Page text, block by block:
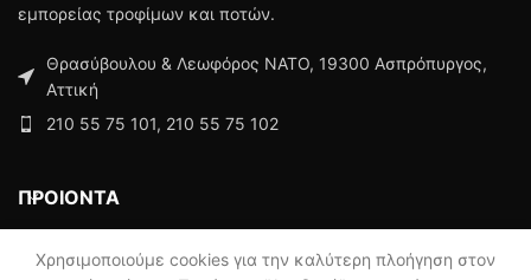
εμπορείας τροφίμων και ποτών.
Θρασύβουλου & Λεωφόρος ΝΑΤΟ, 19300 Ασπρόπυργος,
Αττική
210 55 75 101, 210 55 75 102
ΠΡΟΙΟΝΤΑ
ΜΕΝΟΥ
Χρησιμοποιούμε cookies για την καλύτερη πλοήγηση στον